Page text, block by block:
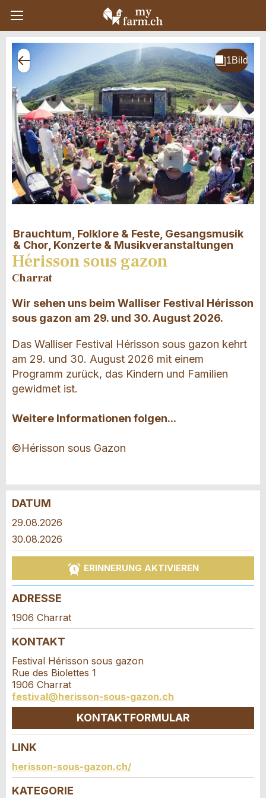
Brauchtum, Folklore & Feste, Gesangsmusik
& Chor, Konzerte & Musikveranstaltungen
Hérisson sous gazon
Charrat
Wir sehen uns beim Walliser Festival Hérisson
sous gazon am 29. und 30. August 2026.
Das Walliser Festival Hérisson sous gazon kehrt
am 29. und 30. August 2026 mit einem
Programm zurück, das Kindern und Familien
gewidmet ist.
Weitere Informationen folgen...
©Hérisson sous Gazon
Anzeige beanstanden
Ihr Feedback wird sehr geschätzt!
Allgemeines Feedback
Anzeige nicht mehr gültig
Nachricht
Anzeige weiterempfehlen
Empfehlen Sie diese Anzeige an Freunde weiter.
* Eingabe erforderlich
ANZEIGE WEITEREMPFEHLEN
Schliessen
Reservation
Veranstaltungsdatum *:
Firma / Organisation:
Strasse und Nr. *:
DATUM
29.08.2026
30.08.2026
ERINNERUNG AKTIVIEREN
ADRESSE
1906 Charrat
KONTAKT
Festival Hérisson sous gazon
Rue des Biolettes 1
1906 Charrat
festival@herisson-sous-gazon.ch
KONTAKTFORMULAR
Kontakt
Verfassen Sie eine Nachricht für die
LINK
herisson-sous-gazon.ch/
KATEGORIE